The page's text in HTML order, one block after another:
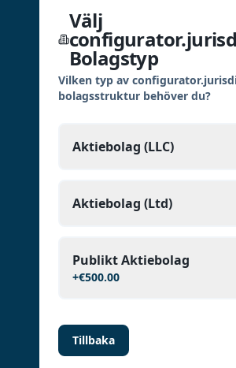
Välj
Bolagstyp
Vilken typ av
bolagsstruktur behöver du?
Aktiebolag (LLC)
Aktiebolag (Ltd)
Publikt Aktiebolag
+€500.00
Tillbaka